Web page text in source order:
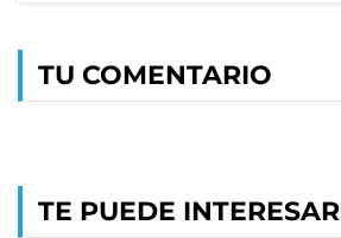
TU COMENTARIO
TE PUEDE INTERESAR